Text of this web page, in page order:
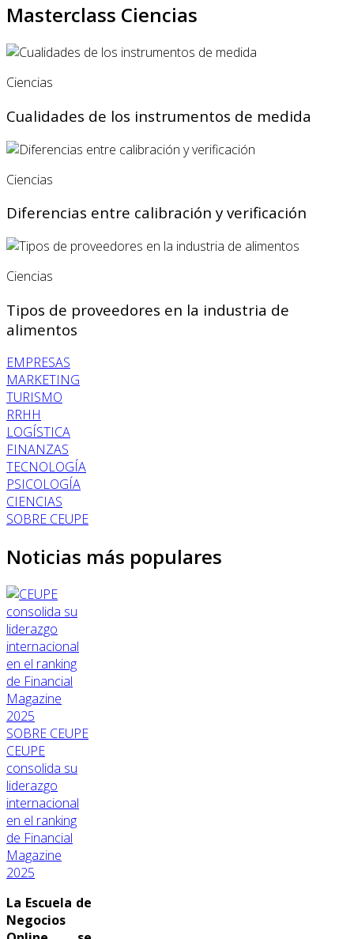
Masterclass Ciencias
Ciencias
Cualidades de los instrumentos de medida
Ciencias
Diferencias entre calibración y verificación
Ciencias
Tipos de proveedores en la industria de
alimentos
EMPRESAS
MARKETING
TURISMO
RRHH
LOGÍSTICA
FINANZAS
TECNOLOGÍA
PSICOLOGÍA
CIENCIAS
SOBRE CEUPE
Noticias más populares
SOBRE CEUPE
CEUPE
consolida su
liderazgo
internacional
en el ranking
de Financial
Magazine
2025
La Escuela de
Negocios